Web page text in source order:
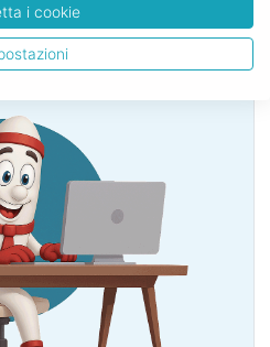
DEL NOTAIO?
i cookie